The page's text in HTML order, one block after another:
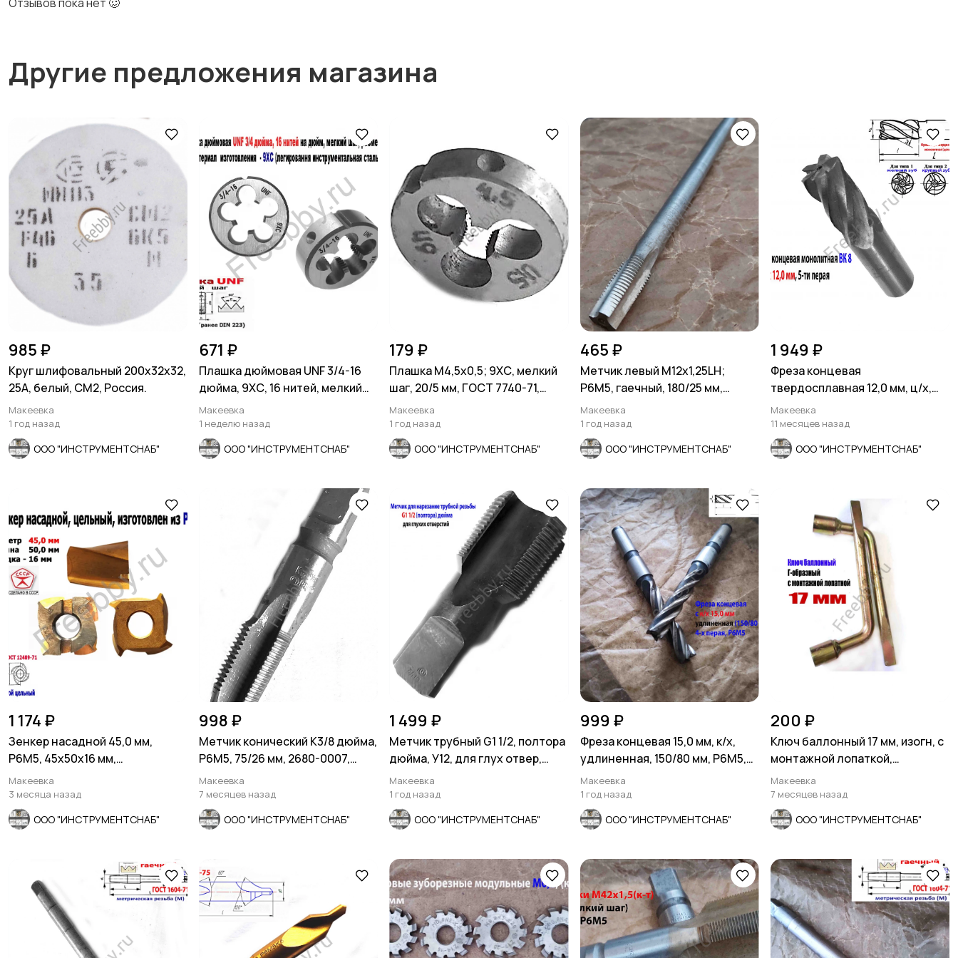
Другие предложения магазина
985 ₽
Круг шлифовальный 200х32х32,
25А, белый, СМ2, Россия.
Макеевка
1 год назад
ООО "ИНСТРУМЕНТСНАБ"
671 ₽
Плашка дюймовая UNF 3/4-16
дюйма, 9ХС, 16 нитей, мелкий
шаг, 45/14 мм
Макеевка
1 неделю назад
ООО "ИНСТРУМЕНТСНАБ"
179 ₽
Плашка М4,5х0,5; 9ХС, мелкий
шаг, 20/5 мм, ГОСТ 7740-71,
СССР
Макеевка
1 год назад
ООО "ИНСТРУМЕНТСНАБ"
465 ₽
Метчик левый М12х1,25LH;
Р6М5, гаечный, 180/25 мм,
прямой хвостовик.
Макеевка
1 год назад
ООО "ИНСТРУМЕНТСНАБ"
1 949 ₽
Фреза концевая
твердосплавная 12,0 мм, ц/х,
монолит, ВК8, 5-пер, 50/25
Макеевка
11 месяцев назад
ООО "ИНСТРУМЕНТСНАБ"
1 174 ₽
Зенкер насадной 45,0 мм,
Р6М5, 45х50х16 мм,
цельный.2320-2672, СССР
Макеевка
3 месяца назад
ООО "ИНСТРУМЕНТСНАБ"
998 ₽
Метчик конический К3/8 дюйма,
Р6М5, 75/26 мм, 2680-0007,
СССР
Макеевка
7 месяцев назад
ООО "ИНСТРУМЕНТСНАБ"
1 499 ₽
Метчик трубный G1 1/2, полтора
дюйма, У12, для глух отвер,
СССР
Макеевка
1 год назад
ООО "ИНСТРУМЕНТСНАБ"
999 ₽
Фреза концевая 15,0 мм, к/х,
удлиненная, 150/80 мм, Р6М5,
КМ2, 4-х пер
Макеевка
1 год назад
ООО "ИНСТРУМЕНТСНАБ"
200 ₽
Ключ баллонный 17 мм, изогн, с
монтажной лопаткой,
оцинкованный, СССР.
Макеевка
7 месяцев назад
ООО "ИНСТРУМЕНТСНАБ"